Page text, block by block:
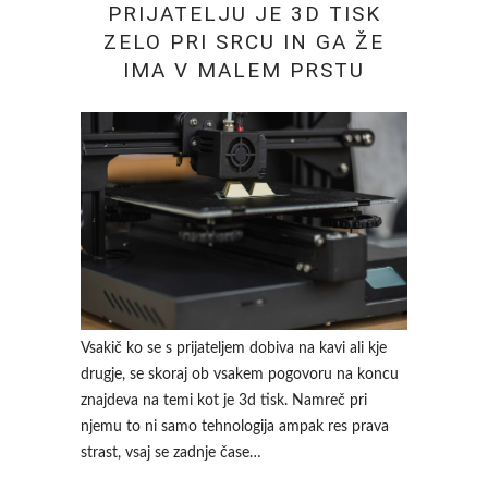
PRIJATELJU JE 3D TISK
ZELO PRI SRCU IN GA ŽE
IMA V MALEM PRSTU
Vsakič ko se s prijateljem dobiva na kavi ali kje
drugje, se skoraj ob vsakem pogovoru na koncu
znajdeva na temi kot je 3d tisk. Namreč pri
njemu to ni samo tehnologija ampak res prava
strast, vsaj se zadnje čase…